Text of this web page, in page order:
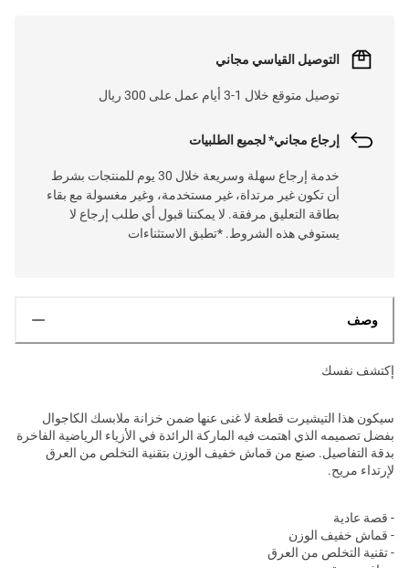
التوصيل القياسي مجاني
توصيل متوقع خلال 1-3 أيام عمل على 300 ريال
إرجاع مجاني* لجميع الطلبيات
خدمة إرجاع سهلة وسريعة خلال 30 يوم للمنتجات بشرط
أن تكون غير مرتداة، غير مستخدمة، وغير مغسولة مع بقاء
بطاقة التعليق مرفقة. لا يمكننا قبول أي طلب إرجاع لا
يستوفي هذه الشروط. *تطبق الاستثناءات
وصف
إكتشف نفسك
سيكون هذا التيشيرت قطعة لا غنى عنها ضمن خزانة ملابسك الكاجوال
بفضل تصميمه الذي اهتمت فيه الماركة الرائدة في الأزياء الرياضية الفاخرة
بدقة التفاصيل. صنع من قماش خفيف الوزن بتقنية التخلص من العرق
لإرتداء مريح.
- قصة عادية
- قماش خفيف الوزن
- تقنية التخلص من العرق